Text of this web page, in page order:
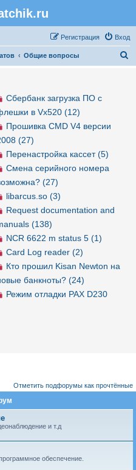
Вход
Регистрация
Общие вопросы
Сбербанк загрузка ПО с
в Vx520 (12)
Прошивка CMD V4 версии
(27)
Перенастройка кассет (5)
Смена серийного номера
(27)
libarcus.so (3)
Request documentation and
(138)
NCR 6622 m status 5 (1)
Card Log reader (2)
Кто прошил Kisan Newton на
банкноты? (24)
Режим отладки PAX D230
Отметить подфорумы как прочтённые
и т.д
обеспечение.